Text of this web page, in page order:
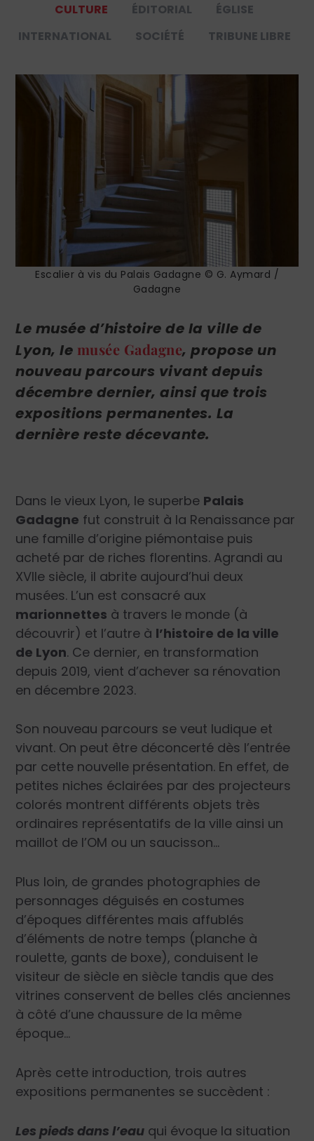
CULTURE
ÉDITORIAL
ÉGLISE
INTERNATIONAL
SOCIÉTÉ TRIBUNE LIBRE
Escalier à vis du Palais Gadagne © G. Aymard /
Gadagne
Le musée d’histoire de la ville de
Lyon, le musée Gadagne, propose un
nouveau parcours vivant depuis
décembre dernier, ainsi que trois
expositions permanentes. La
dernière reste décevante.
Dans le vieux Lyon, le superbe Palais
Gadagne fut construit à la Renaissance par
une famille d’origine piémontaise puis
acheté par de riches florentins. Agrandi au
XVIIe siècle, il abrite aujourd’hui deux
musées. L’un est consacré aux
marionnettes à travers le monde (à
découvrir) et l’autre à l’histoire de la ville
de Lyon. Ce dernier, en transformation
depuis 2019, vient d’achever sa rénovation
en décembre 2023.
Son nouveau parcours se veut ludique et
vivant. On peut être déconcerté dès l’entrée
par cette nouvelle présentation. En effet, de
petites niches éclairées par des projecteurs
colorés montrent différents objets très
ordinaires représentatifs de la ville ainsi un
maillot de l’OM ou un saucisson…
Plus loin, de grandes photographies de
personnages déguisés en costumes
d’époques différentes mais affublés
d’éléments de notre temps (planche à
roulette, gants de boxe), conduisent le
visiteur de siècle en siècle tandis que des
vitrines conservent de belles clés anciennes
à côté d’une chaussure de la même
époque…
Après cette introduction, trois autres
expositions permanentes se succèdent :
Les pieds dans l’eau qui évoque la situation